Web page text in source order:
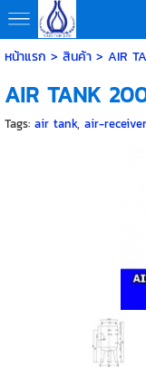
หน้าแรก > สินค้า> AIR
AIR TANK
Tags: air tank, air-